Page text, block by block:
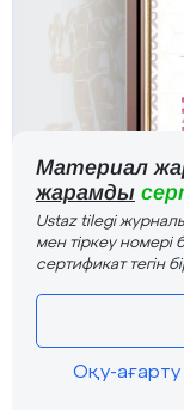
Материал
жарамды
Ustaz tilegi журналы
мен тіркеу номері
сертификат тегін
Оқу-ағарту